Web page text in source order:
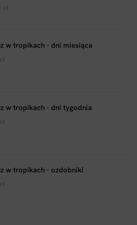
w tropikach - dni miesiąca
w tropikach - dni tygodnia
w tropikach - ozdobniki